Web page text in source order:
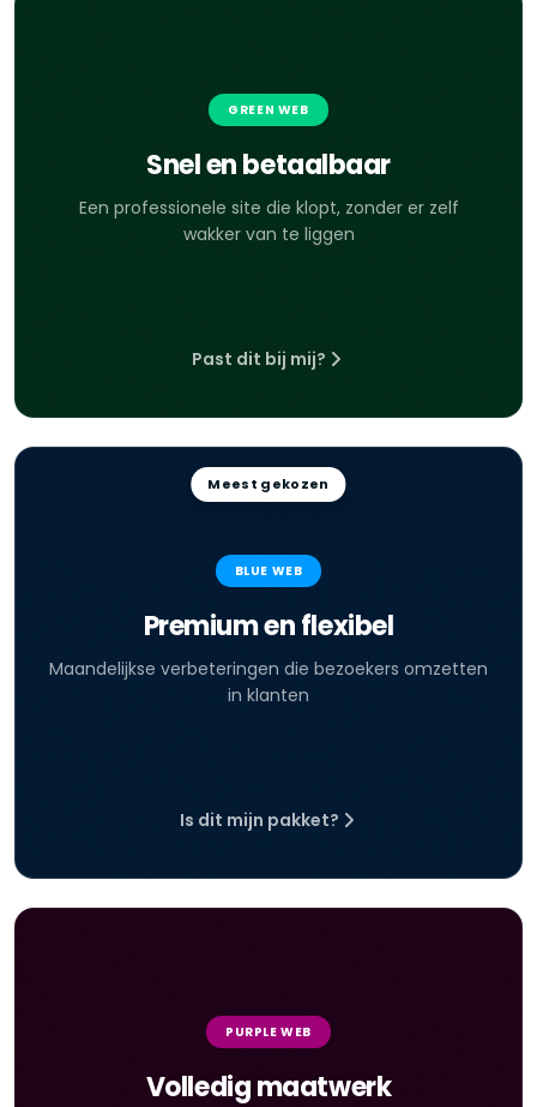
GREEN WEB
Snel en betaalbaar
Een professionele site die klopt, zonder er zelf
wakker van te liggen
Past dit bij mij?
Meest gekozen
BLUE WEB
Premium en flexibel
Maandelijkse verbeteringen die bezoekers omzetten
in klanten
Is dit mijn pakket?
PURPLE WEB
Volledig maatwerk